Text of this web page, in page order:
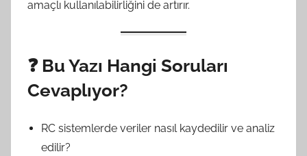
amaçlı kullanılabilirliğini de artırır.
❓ Bu Yazı Hangi Soruları
Cevaplıyor?
RC sistemlerde veriler nasıl kaydedilir ve analiz
edilir?